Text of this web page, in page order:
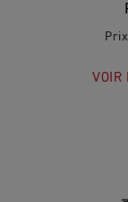
VOIR